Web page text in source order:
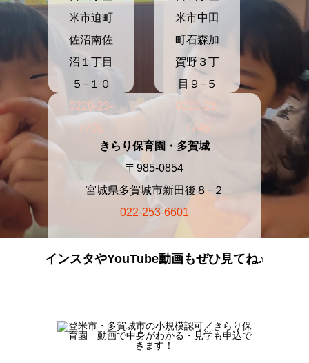
米市迫町
佐沼南佐
沼１丁目
５−１０
0220-23-
7701
米市中田
町石森加
賀野３丁
目９−５
0220-23-
7748
きらり保育園・多賀城
〒985-0854
宮城県多賀城市新田後８−２
022-253-6601
インスタやYouTube動画もぜひ見てね♪